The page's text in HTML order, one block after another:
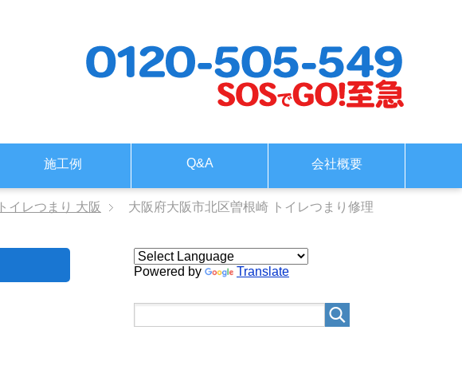
施工例 Q&A 会社概要
トイレつまり 大阪 大阪府大阪市北区曽根崎 トイレつまり修理
Powered by Translate